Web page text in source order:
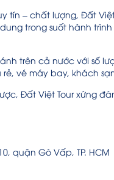
tín – chất lượng, Đất
trong suốt hành
trên cả nước với số
vé máy bay, khách
Đất Việt Tour xứng
quận Gò Vấp, TP. HCM